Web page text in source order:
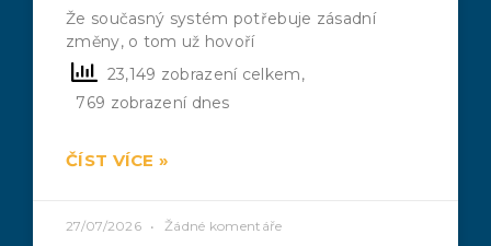
Že současný systém potřebuje zásadní
změny, o tom už hovoří
23,149 zobrazení celkem,
769 zobrazení dnes
ČÍST VÍCE »
27/07/2026 Žádné komentáře